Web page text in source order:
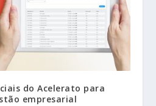
do Acelerato para
empresarial